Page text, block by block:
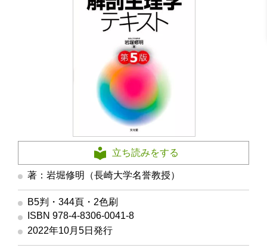
立ち読みをする
著：岩堀修明（長崎大学名誉教授）
B5判・344頁・2色刷
ISBN 978-4-8306-0041-8
2022年10月5日発行